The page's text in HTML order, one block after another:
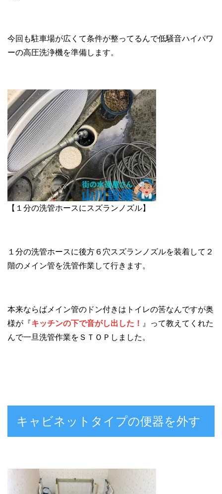
今回も駐車場が広くて条件が整ってるんで低騒音ハイパワ
ーの高圧洗浄機を準備します。
【１分の洗管ホースにスズランノズル】
１分の洗管ホースに後方６穴スズランノズルを装着して２
階のメイン管を洗管作業して行きます。
本来ならばメイン管のドン付きはトイレの筈なんですが奥
様が『キッチンの下で音がし出した！ 』って教えてくれた
んで一旦洗管作業をＳＴＯＰしました。
キャビネットタイプの便器を外す